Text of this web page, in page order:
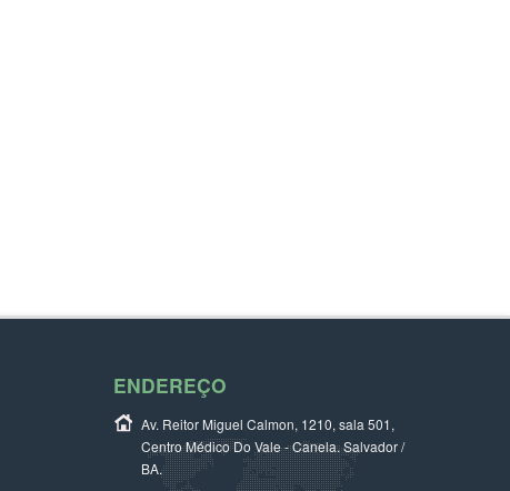
ENDEREÇO
Av. Reitor Miguel Calmon, 1210, sala 501,
Centro Médico Do Vale - Canela. Salvador /
BA.